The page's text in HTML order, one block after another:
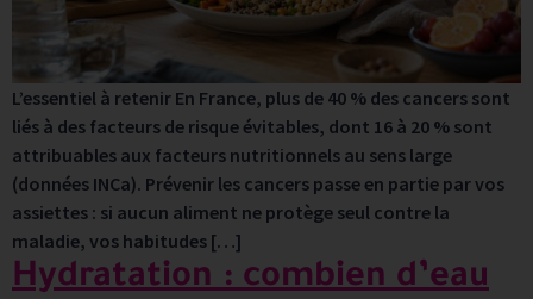
L’essentiel à retenir En France, plus de 40 % des cancers sont
liés à des facteurs de risque évitables, dont 16 à 20 % sont
attribuables aux facteurs nutritionnels au sens large
(données INCa). Prévenir les cancers passe en partie par vos
assiettes : si aucun aliment ne protège seul contre la
maladie, vos habitudes […]
Hydratation : combien d’eau